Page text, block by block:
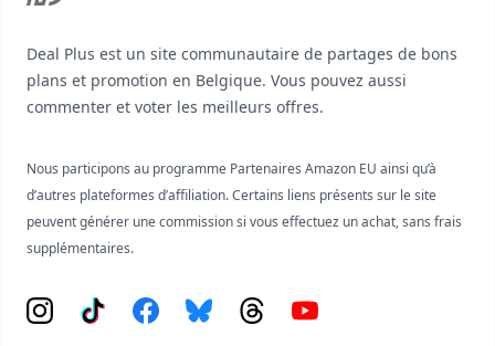
Deal Plus est un site communautaire de partages de bons
plans et promotion en Belgique. Vous pouvez aussi
commenter et voter les meilleurs offres.
Nous participons au programme Partenaires Amazon EU ainsi qu’à
d’autres plateformes d’affiliation. Certains liens présents sur le site
peuvent générer une commission si vous effectuez un achat, sans frais
supplémentaires.
Instagram
Tiktok FacebookBlueskyThreadsYouTube